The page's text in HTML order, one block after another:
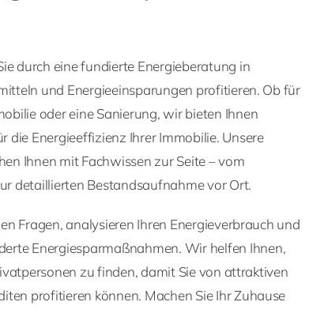
durch eine fundierte Energieberatung in
und Energieeinsparungen profitieren. Ob für
oder eine Sanierung, wir bieten Ihnen
die Energieeffizienz Ihrer Immobilie. Unsere
Ihnen mit Fachwissen zur Seite – vom
detaillierten Bestandsaufnahme vor Ort.
Fragen, analysieren Ihren Energieverbrauch und
Energiesparmaßnahmen. Wir helfen Ihnen,
zu finden, damit Sie von attraktiven
profitieren können. Machen Sie Ihr Zuhause